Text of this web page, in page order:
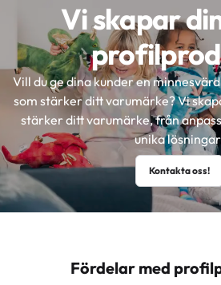
Vi skapar
Vill du ge dina kunder en
som stärker ditt varumärke? Vi
stärker ditt varumärke, från
unika
Kontakta oss!
Fördelar med